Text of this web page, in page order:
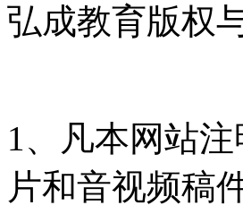
弘成教育版权
1、凡本网站
片和音视频稿